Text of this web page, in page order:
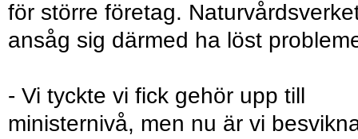
för större företag.
ansåg sig därmed ha löst
- Vi tyckte vi fick gehör upp till
ministernivå, men nu är vi